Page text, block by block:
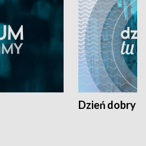
Dzień dobry